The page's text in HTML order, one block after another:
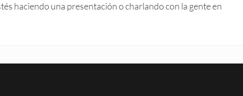
haciendo una presentación o charlando con la gente en